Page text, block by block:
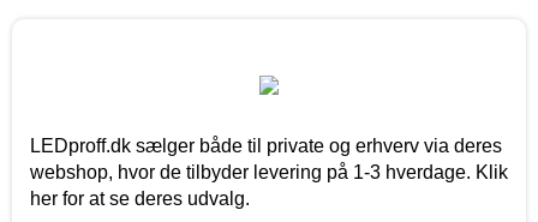
LEDproff.dk sælger både til private og erhverv via deres
webshop, hvor de tilbyder levering på 1-3 hverdage. Klik
her for at se deres udvalg.